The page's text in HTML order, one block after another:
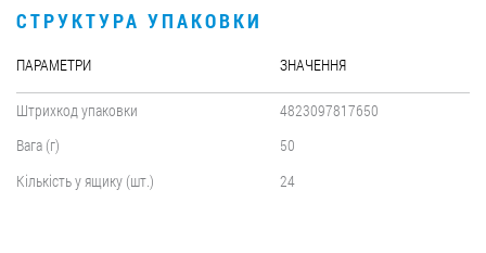
СТРУКТУРА УПАКОВКИ
ПАРАМЕТРИ ЗНАЧЕННЯ
Штрихкод упаковки
4823097817650
Вага (г)
50
Кількість у ящику (шт.)
24